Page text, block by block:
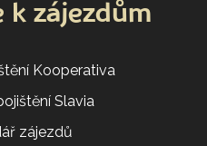
k zájezdům
Kooperativa
Slavia
zájezdů